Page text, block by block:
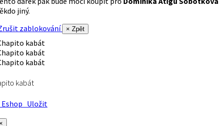
jiný.
zablokování
× Zpět
kabát
Uložit